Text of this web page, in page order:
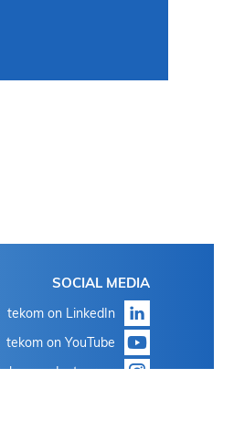
SOCIAL MEDIA
tekom on LinkedIn
tekom on YouTube
on Instagram